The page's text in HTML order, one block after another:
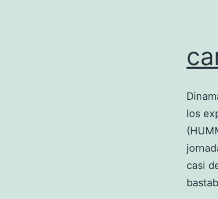
los
casi